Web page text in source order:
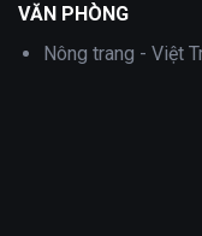
VĂN PHÒNG
Nông trang - Việt